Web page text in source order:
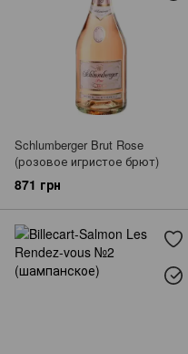
Schlumberger Brut Rose
(розовое игристое брют)
871 грн